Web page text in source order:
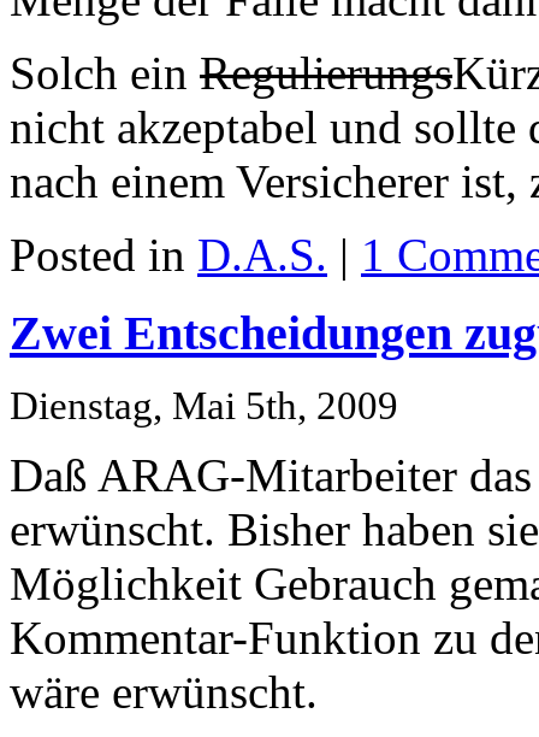
Solch ein Regulierungs
nicht akzeptabel und sollte
nach einem Versicherer ist,
Posted in D.A.S. | 1
Zwei Entscheidungen
Dienstag, Mai 5th, 2009
Daß ARAG-Mitarbeiter
erwünscht. Bisher haben
Möglichkeit Gebrauch
Kommentar-Funktion zu
wäre erwünscht.